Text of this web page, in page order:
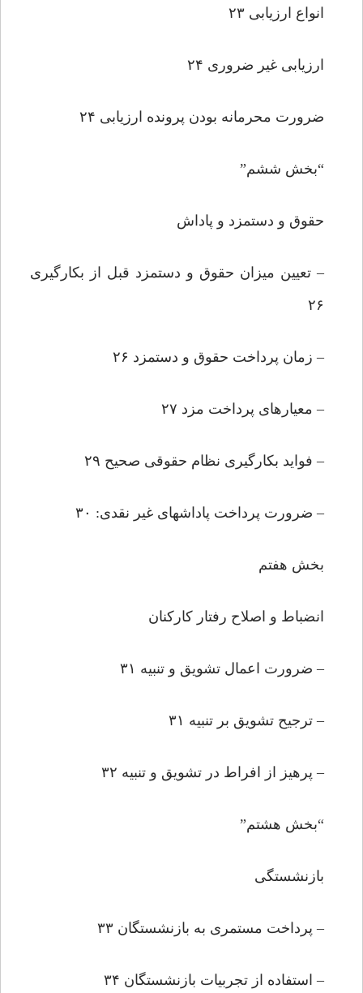
انواع ارزیابى ۲۳
ارزیابى غیر ضرورى ۲۴
ضرورت محرمانه بودن پرونده ارزیابى ۲۴
“بخش ششم”
حقوق و دستمزد و پاداش
– تعیین میزان حقوق و دستمزد قبل از بکارگیرى
۲۶
– زمان پرداخت حقوق و دستمزد ۲۶
– معیارهاى پرداخت مزد ۲۷
– فواید بکارگیرى نظام حقوقى صحیح ۲۹
– ضرورت پرداخت پاداشهاى غیر نقدى: ۳۰
بخش هفتم
انضباط و اصلاح رفتار کارکنان
– ضرورت اعمال تشویق و تنبیه ۳۱
– ترجیح تشویق بر تنبیه ۳۱
– پرهیز از افراط در تشویق و تنبیه ۳۲
“بخش هشتم”
بازنشستگى
– پرداخت مستمرى به بازنشستگان ۳۳
– استفاده از تجربیات بازنشستگان ۳۴